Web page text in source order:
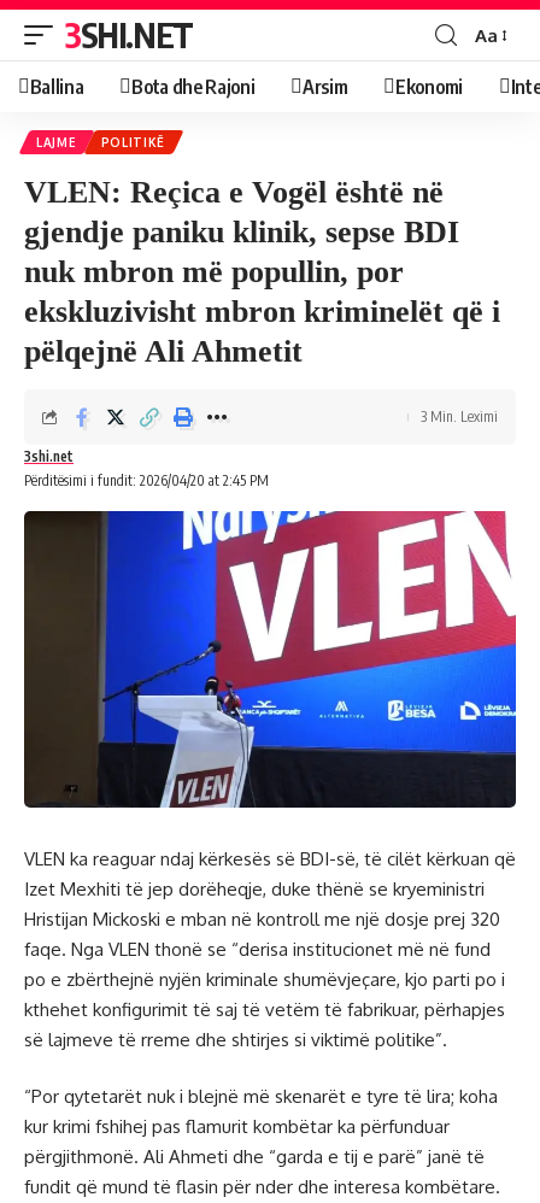
3SHI.NET Aa
Ballina Bota dhe Rajoni Arsim Ekonomi
LAJME POLITIKË
VLEN: Reçica e Vogël është në
gjendje paniku klinik, sepse BDI
nuk mbron më popullin, por
ekskluzivisht mbron kriminelët që i
pëlqejnë Ali Ahmetit
Përditësimi i fundit: 2026/04/20 at 2:45 PM
3shi.net
3 Min. Leximi
VLEN ka reaguar ndaj kërkesës së BDI-së, të cilët kërkuan që
Izet Mexhiti të jep dorëheqje, duke thënë se kryeministri
Hristijan Mickoski e mban në kontroll me një dosje prej 320
faqe. Nga VLEN thonë se “derisa institucionet më në fund
po e zbërthejnë nyjën kriminale shumëvjeçare, kjo parti po i
kthehet konfigurimit të saj të vetëm të fabrikuar, përhapjes
së lajmeve të rreme dhe shtirjes si viktimë politike”.
“Por qytetarët nuk i blejnë më skenarët e tyre të lira; koha
kur krimi fshihej pas flamurit kombëtar ka përfunduar
përgjithmonë. Ali Ahmeti dhe “garda e tij e parë” janë të
fundit që mund të flasin për nder dhe interesa kombëtare.